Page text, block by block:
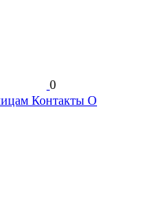
0
Контакты О